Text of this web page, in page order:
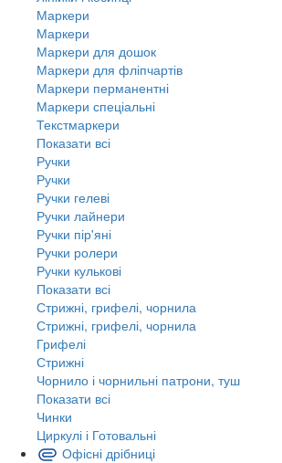
Маркери
Маркери
Маркери для дошок
Маркери для фліпчартів
Маркери перманентні
Маркери спеціальні
Текстмаркери
Показати всі
Ручки
Ручки
Ручки гелеві
Ручки лайнери
Ручки пір'яні
Ручки ролери
Ручки кулькові
Показати всі
Стрижні, грифелі, чорнила
Стрижні, грифелі, чорнила
Грифелі
Стрижні
Чорнило і чорнильні патрони, туш
Показати всі
Чинки
Циркулі і Готовальні
Офісні дрібниці